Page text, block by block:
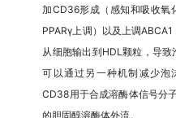
加CD36形成（感知和吸收氧
PPARγ上调）以及上调
从细胞输出到HDL颗粒，导
可以通过另一种机制减少泡
CD38用于合成溶酶体信号分
的胆固醇溶酶体外流。